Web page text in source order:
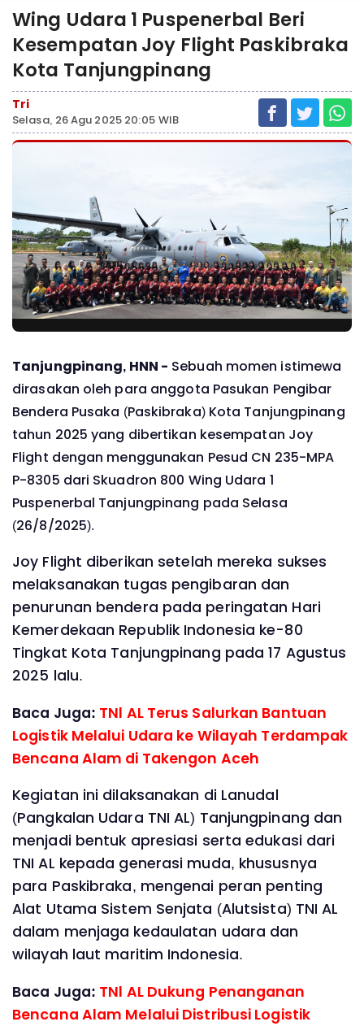
Wing Udara 1 Puspenerbal Beri
Kesempatan Joy Flight Paskibraka
Kota Tanjungpinang
Tri
Selasa, 26 Agu 2025 20:05 WIB
Tanjungpinang, HNN - Sebuah momen istimewa
dirasakan oleh para anggota Pasukan Pengibar
Bendera Pusaka (Paskibraka) Kota Tanjungpinang
tahun 2025 yang dibertikan kesempatan Joy
Flight dengan menggunakan Pesud CN 235-MPA
P-8305 dari Skuadron 800 Wing Udara 1
Puspenerbal Tanjungpinang pada Selasa
(26/8/2025).
Joy Flight diberikan setelah mereka sukses
melaksanakan tugas pengibaran dan
penurunan bendera pada peringatan Hari
Kemerdekaan Republik Indonesia ke-80
Tingkat Kota Tanjungpinang pada 17 Agustus
2025 lalu.
Baca Juga: TNl AL Terus Salurkan Bantuan
Logistik Melalui Udara ke Wilayah Terdampak
Bencana Alam di Takengon Aceh
Kegiatan ini dilaksanakan di Lanudal
(Pangkalan Udara TNI AL) Tanjungpinang dan
menjadi bentuk apresiasi serta edukasi dari
TNI AL kepada generasi muda, khususnya
para Paskibraka, mengenai peran penting
Alat Utama Sistem Senjata (Alutsista) TNI AL
dalam menjaga kedaulatan udara dan
wilayah laut maritim Indonesia.
Baca Juga: TNl AL Dukung Penanganan
Bencana Alam Melalui Distribusi Logistik